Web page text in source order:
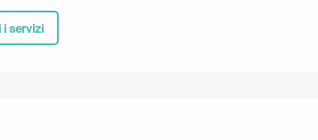
servizi
prestazioni